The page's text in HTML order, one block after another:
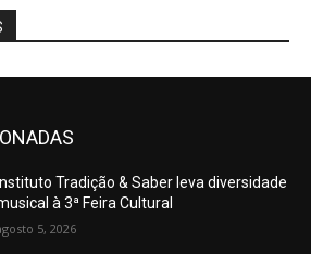
Instituto Tradição & Saber leva diversidade
à 3ª Feira Cultural
5, 2026